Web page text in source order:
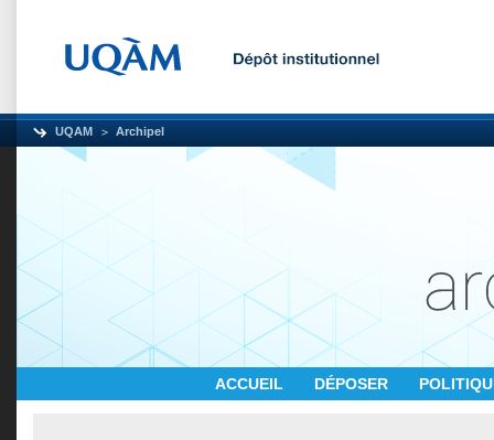
UQAM Archipel
ACCUEIL DÉPOSER